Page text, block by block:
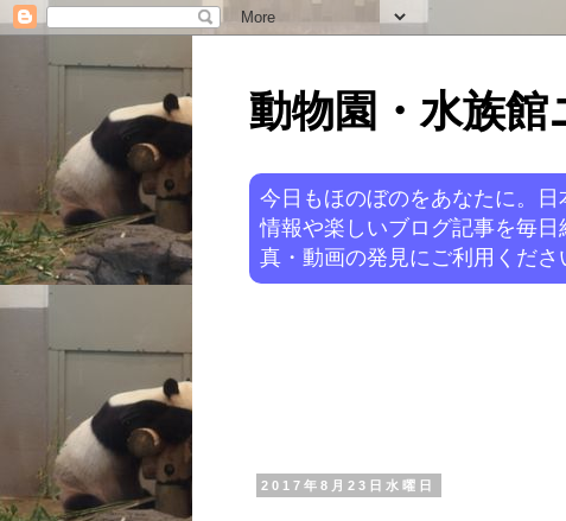
動物園・水族館
今日もほのぼのをあなたに。
情報や楽しいブログ記事を毎
真・動画の発見にご利用くだ
2017年8月23日水曜日